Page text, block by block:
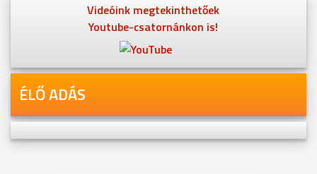
Videóink megtekinthetőek
Youtube-csatornánkon is!
ÉLŐ ADÁS